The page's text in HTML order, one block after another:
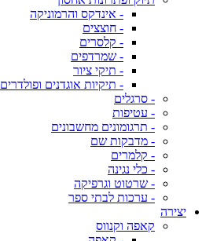
- אינדקס והרמוניקה
- חוצצים
- קלסרים
- שמרדפים
- תיקי ציור
- תיקיות אוגדנים ופולדרים
- סרגלים
- עטיפות
- תרגומונים מחשבונים
- מדבקות שם
- קלמרים
- כלי נגינה
- שרטוט וגרפיקה
- ערכות לבתי ספר
יצירה
קאפה וקנווס